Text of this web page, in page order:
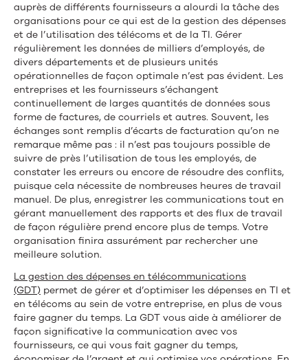
auprès de différents fournisseurs a alourdi la tâche des
organisations pour ce qui est de la gestion des dépenses
et de l’utilisation des télécoms et de la TI. Gérer
régulièrement les données de milliers d’employés, de
divers départements et de plusieurs unités
opérationnelles de façon optimale n’est pas évident. Les
entreprises et les fournisseurs s’échangent
continuellement de larges quantités de données sous
forme de factures, de courriels et autres. Souvent, les
échanges sont remplis d’écarts de facturation qu’on ne
remarque même pas : il n’est pas toujours possible de
suivre de près l’utilisation de tous les employés, de
constater les erreurs ou encore de résoudre des conflits,
puisque cela nécessite de nombreuses heures de travail
manuel. De plus, enregistrer les communications tout en
gérant manuellement des rapports et des flux de travail
de façon régulière prend encore plus de temps. Votre
organisation finira assurément par rechercher une
meilleure solution.
La gestion des dépenses en télécommunications
(GDT) permet de gérer et d’optimiser les dépenses en TI et
en télécoms au sein de votre entreprise, en plus de vous
faire gagner du temps. La GDT vous aide à améliorer de
façon significative la communication avec vos
fournisseurs, ce qui vous fait gagner du temps,